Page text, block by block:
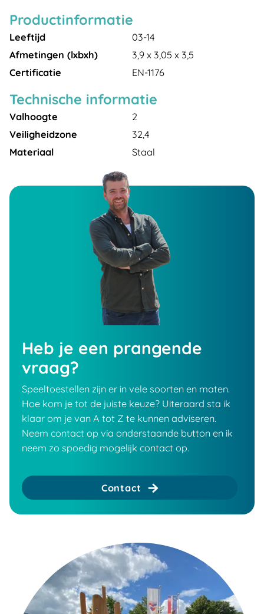
Productinformatie
Leeftijd
03-14
Afmetingen (lxbxh)
3,9 x 3,05 x 3,5
Certificatie
EN-1176
Technische informatie
Valhoogte
2
Veiligheidzone
32,4
Materiaal
Staal
Heb je een prangende
vraag?
Speeltoestellen zijn er in vele soorten en maten.
Hoe kom je tot de juiste keuze? Uiteraard sta ik
klaar om je van A tot Z te kunnen adviseren.
Neem contact op via onderstaande button en ik
neem zo spoedig mogelijk contact op.
Contact